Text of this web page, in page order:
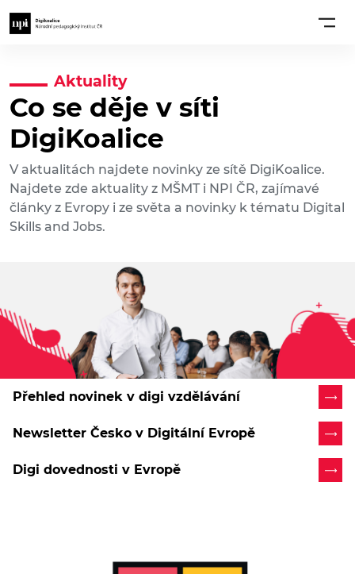
Aktuality
Co se děje v síti
DigiKoalice
V aktualitách najdete novinky ze sítě DigiKoalice.
Najdete zde aktuality z MŠMT i NPI ČR, zajímavé
články z Evropy i ze světa a novinky k tématu Digital
Skills and Jobs.
Přehled novinek v digi vzdělávání
Newsletter Česko v Digitální Evropě
Digi dovednosti v Evropě